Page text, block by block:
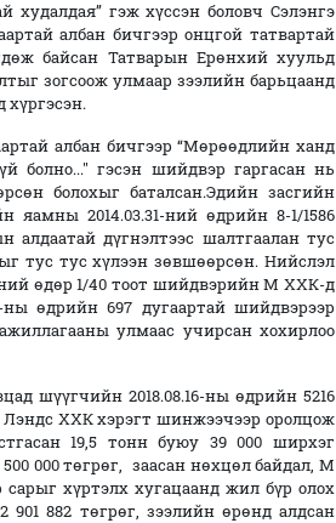
гэж хүссэн боловч Сэлэнгэ
албан бичгээр онцгой татвартай
байсан Татварын Ерөнхий хуульд
зогсоож улмаар зээлийн барьцаанд
хүргэсэн.
албан бичгээр “Мөрөөдлийн ханд
болно..." гэсэн шийдвэр гаргасан нь
болохыг баталсан.Эдийн засгийн
яамны 2014.03.31-ний өдрийн 8-1/1586
алдаатай дүгнэлтээс шалтгаалан тус
тус тус хүлээн зөвшөөрсөн. Нийслэл
өдөр 1/40 тоот шийдвэрийн М ХХК-д
ны өдрийн 697 дугаартай шийдвэрээр
улмаас учирсан хохирлоо
шүүгчийн 2018.08.16-ны өдрийн 5216
ХХК хэрэгт шинжээчээр оролцож
19,5 тонн буюу 39 000 ширхэг
000 төгрөг, заасан нөхцөл байдал, М
хүртэлх хугацаанд жил бүр олох
882 төгрөг, зээлийн өрөнд алдсан